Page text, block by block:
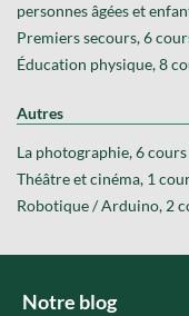
personnes âgées et
Premiers secours, 6
Éducation physique, 8
Autres
La photographie, 6 cours |
Théâtre et cinéma, 1
Robotique / Arduino, 2
Notre blog